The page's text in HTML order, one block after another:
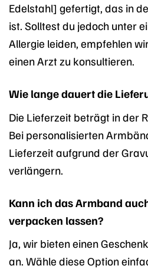
Edelstahl] gefertigt, das in
ist. Solltest du jedoch unter
Allergie leiden, empfehlen
einen Arzt zu konsultieren.
Wie lange dauert die
Die Lieferzeit beträgt in der
Bei personalisierten
Lieferzeit aufgrund der
verlängern.
Kann ich das Armband
verpacken lassen?
Ja, wir bieten einen
an. Wähle diese Option